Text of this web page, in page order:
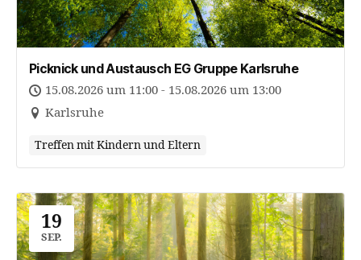
Picknick und Austausch EG Gruppe Karlsruhe
15.08.2026 um 11:00 - 15.08.2026 um 13:00
Karlsruhe
Treffen mit Kindern und Eltern
19
SEP.